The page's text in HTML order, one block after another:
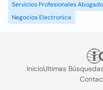
Servicios Profesionales
Negocios Electronica
InicioUltimas